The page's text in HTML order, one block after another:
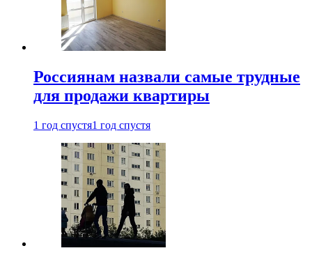
Россиянам назвали самые трудные
для продажи квартиры
1 год спустя1 год спустя